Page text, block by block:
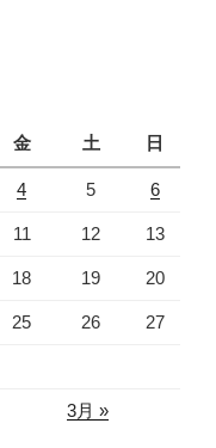
金 土 日
4 5 6
11 12 13
18 19 20
25 26 27
3月 »